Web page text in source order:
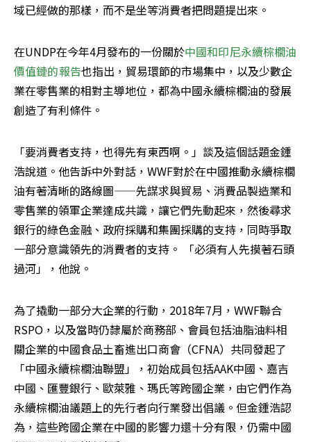
域已經做的那樣，而不是坐等消費者把問題提出來。
在UNDP在今年4月發布的一份關於中國和印尼永續棕櫚油
價值鏈的報告也指出，貿易環節的市場集中，以及少數企
業在零售業的相對主導地位，都為中國永續棕櫚油的發展
創造了有利條件。
「要消費者支持，也得先有東西啊。」談及這個話題金鍾
浩說道。他告訴中外對話，WWF對於在中國推動永續棕櫚
油有著清晰的路線圖——先謀求與貿易、消費品製造業和
零售業的領軍企業達成共識，讓它們先動起來，然後尋求
銀行的綠色金融、政府採購和集團採購的支持，同時爭取
一部分意識領先的消費者的支持。 「必須有人先摸著石頭
過河」，他說。
為了撬動一部分大企業的行動，2018年7月，WWF聯合
RSPO，以及當時仍隸屬於商務部、會員包括油脂油料相
關企業的中國食品土畜進出口商會（CFNA）共同發起了
「中國永續棕櫚油聯盟」，初始成員包括AAK中國、嘉吉
中國、匯豐銀行、歐萊雅、瑪氏等跨國企業，由它們作為
永續棕櫚油議題上的先行者向行業發出倡議。但金鍾浩認
為，這些跨國企業在中國的影響力還十分有限，仍需中國